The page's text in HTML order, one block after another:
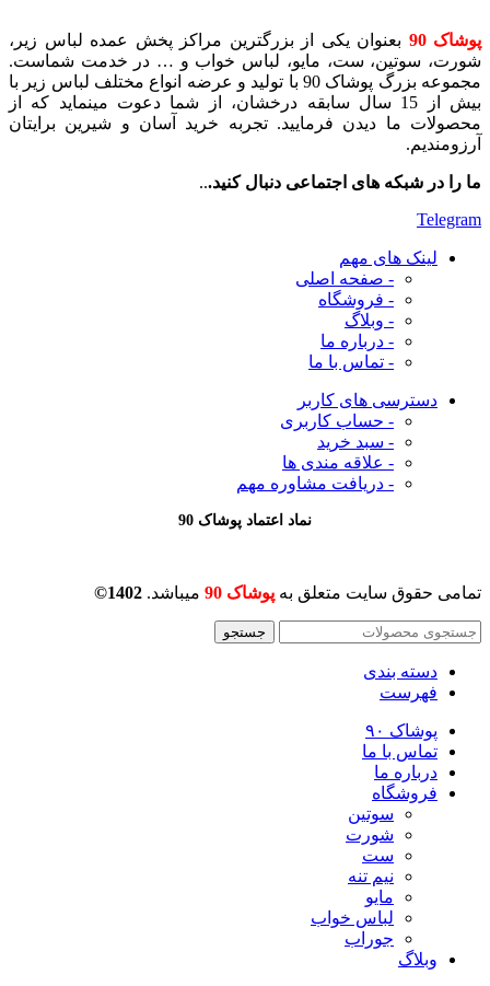
پوشاک 90
بعنوان یکی از بزرگترین مراکز پخش عمده لباس زیر،
شورت، سوتین، ست، مایو، لباس خواب و … در خدمت شماست.
مجموعه بزرگ پوشاک 90 با تولید و عرضه انواع مختلف لباس زیر با
بیش از 15 سال سابقه درخشان، از شما دعوت مینماید که از
محصولات ما دیدن فرمایید. تجربه خرید آسان و شیرین برایتان
آرزومندیم.
ما را در شبکه های اجتماعی دنبال کنید...
Telegram
لینک های مهم
- صفحه اصلی
- فروشگاه
- وبلاگ
- درباره ما
- تماس با ما
دسترسی های کاربر
- حساب کاربری
- سبد خرید
- علاقه مندی ها
- دریافت مشاوره مهم
نماد اعتماد پوشاک 90
تمامی حقوق سایت متعلق به پوشاک 90 میباشد. 1402©
جستجو
دسته بندی
فهرست
پوشاک ۹۰
تماس با ما
درباره ما
فروشگاه
سوتین
شورت
ست
نیم تنه
مایو
لباس خواب
جوراب
وبلاگ